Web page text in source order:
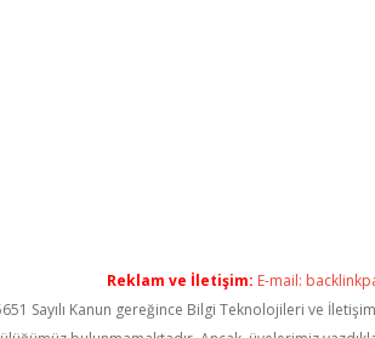
Reklam ve İletişim: E-mail:
Sayılı Kanun gereğince Bilgi Teknolojileri ve